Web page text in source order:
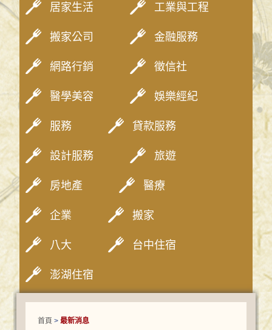
居家生活 工業與工程
搬家公司 金融服務
網路行銷 徵信社
醫學美容 娛樂經紀
服務 貸款服務
設計服務 旅遊
房地產 醫療
企業 搬家
八大 台中住宿
澎湖住宿
首頁 >最新消息